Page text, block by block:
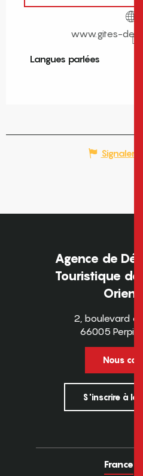
www.gites-de-
Langues parlées
Langues parlées
Signaler
Agence de
Touristique
2, boulevard
66005
Nous
S'inscrire à la
France